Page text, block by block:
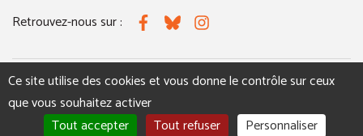
Retrouvez-nous sur : FacebookBlueskyInstagram
Ce site utilise des cookies et vous donne le contrôle sur ceux
que vous souhaitez activer
Tout accepter
Tout refuser Personnaliser